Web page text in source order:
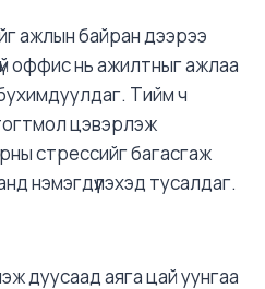
ажлын байран дээрээ
оффис нь ажилтныг ажлаа
Тийм ч
цэвэрлэж
стрессийг багасгаж
нэмэгдүүлэхэд тусалдаг.
дуусаад аяга цай уунгаа